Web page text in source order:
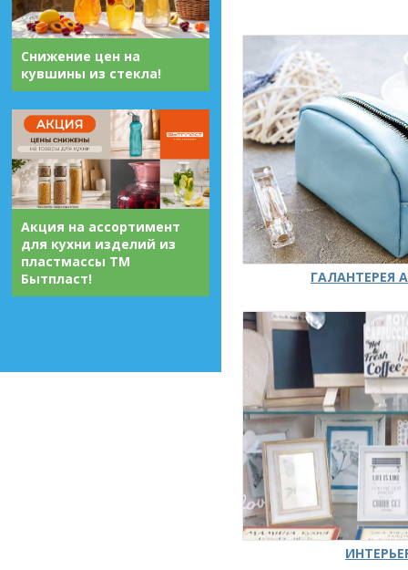
Снижение цен на
кувшины из стекла!
Акция на ассортимент
для кухни изделий из
пластмассы ТМ
Бытпласт!
ГАЛАНТЕРЕЯ